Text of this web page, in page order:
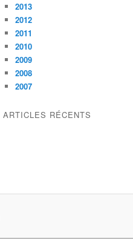
2013
2012
2011
2010
2009
2008
2007
ARTICLES RÉCENTS